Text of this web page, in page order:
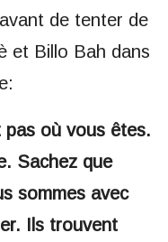
de tenter de
et Billo Bah dans
où vous êtes.
Sachez que
sommes avec
Ils trouvent